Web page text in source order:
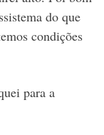
do que
condições
para a